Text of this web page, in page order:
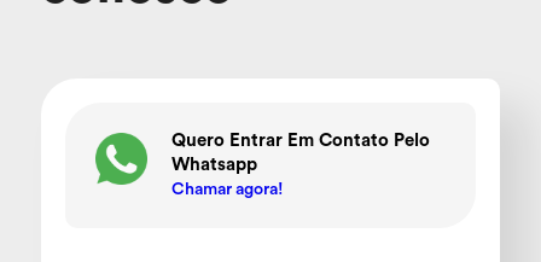
Quero Entrar Em Contato Pelo
Whatsapp
Chamar agora!